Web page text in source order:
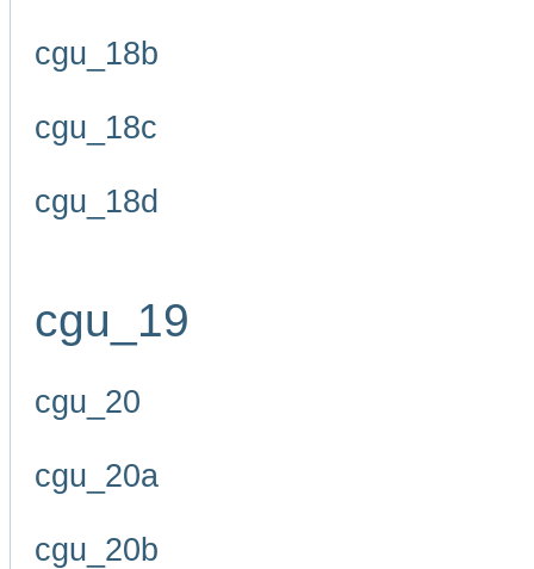
cgu_18b
cgu_18c
cgu_18d
cgu_19
cgu_20
cgu_20a
cgu_20b